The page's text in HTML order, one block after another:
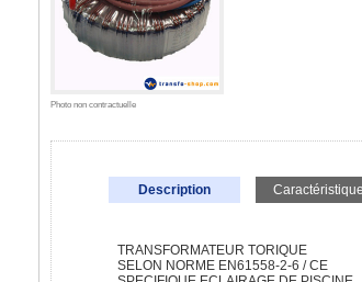
Photo non contractuelle
Description
TRANSFORMATEUR TORIQUE
SELON NORME EN61558-2-6 / CE